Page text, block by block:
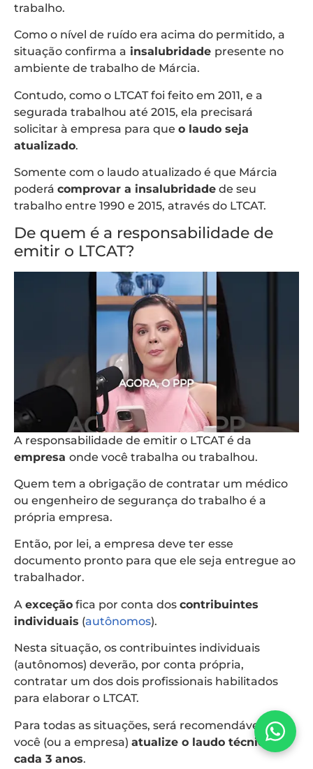
trabalho.
Como o nível de ruído era acima do permitido, a
situação confirma a insalubridade presente no
ambiente de trabalho de Márcia.
Contudo, como o LTCAT foi feito em 2011, e a
segurada trabalhou até 2015, ela precisará
solicitar à empresa para que o laudo seja
atualizado.
Somente com o laudo atualizado é que Márcia
poderá comprovar a insalubridade de seu
trabalho entre 1990 e 2015, através do LTCAT.
De quem é a responsabilidade de
emitir o LTCAT?
A responsabilidade de emitir o LTCAT é da
empresa onde você trabalha ou trabalhou.
Quem tem a obrigação de contratar um médico
ou engenheiro de segurança do trabalho é a
própria empresa.
Então, por lei, a empresa deve ter esse
documento pronto para que ele seja entregue ao
trabalhador.
A exceção fica por conta dos contribuintes
individuais (autônomos).
Nesta situação, os contribuintes individuais
(autônomos) deverão, por conta própria,
contratar um dos dois profissionais habilitados
para elaborar o LTCAT.
Para todas as situações, será recomendável que
você (ou a empresa) atualize o laudo técnico a
cada 3 anos.